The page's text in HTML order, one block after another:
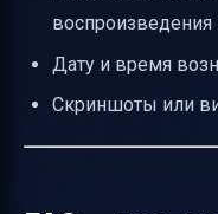
воспроизведения
Дату и время
Скриншоты или